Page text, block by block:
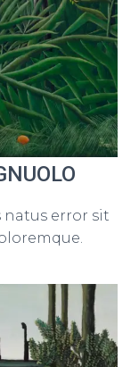
natus error sit